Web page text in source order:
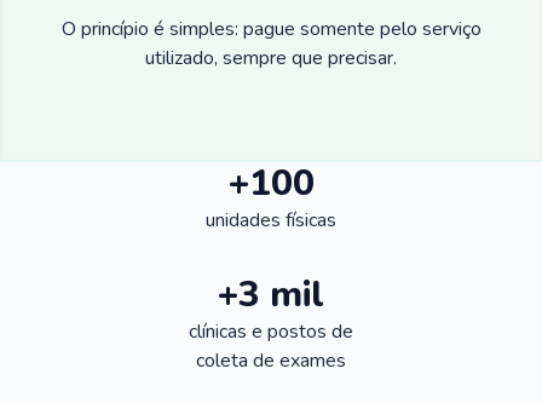
O princípio é simples: pague somente pelo serviço
utilizado, sempre que precisar.
+100
unidades físicas
+3 mil
clínicas e postos de
coleta de exames